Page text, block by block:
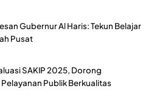
Gubernur Al Haris: Tekun Belajar
Pusat
SAKIP 2025, Dorong
Publik Berkualitas